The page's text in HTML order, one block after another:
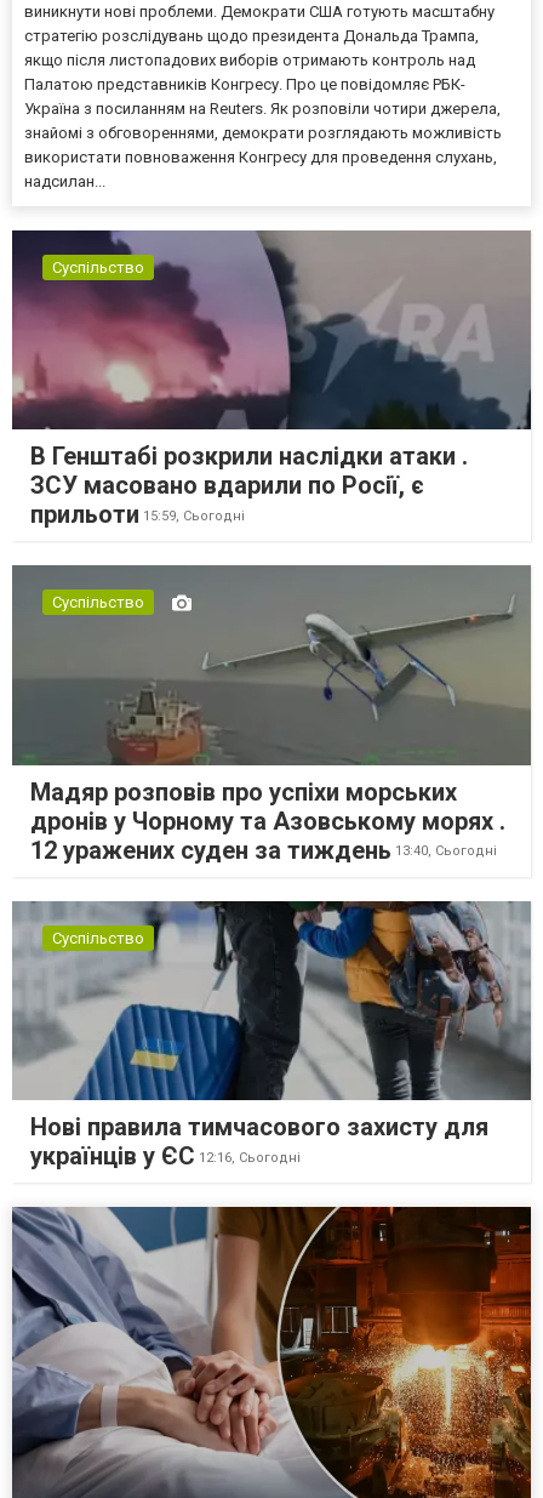
виникнути нові проблеми. Демократи США готують масштабну
стратегію розслідувань щодо президента Дональда Трампа,
якщо після листопадових виборів отримають контроль над
Палатою представників Конгресу. Про це повідомляє РБК-
Україна з посиланням на Reuters. Як розповіли чотири джерела,
знайомі з обговореннями, демократи розглядають можливість
використати повноваження Конгресу для проведення слухань,
надсилан...
Суспільство
В Генштабі розкрили наслідки атаки .
ЗСУ масовано вдарили по Росії, є
прильоти 15:59, Сьогодні
Суспільство
Мадяр розповів про успіхи морських
дронів у Чорному та Азовському морях .
12 уражених суден за тиждень 13:40, Сьогодні
Суспільство
Нові правила тимчасового захисту для
українців у ЄС 12:16, Сьогодні